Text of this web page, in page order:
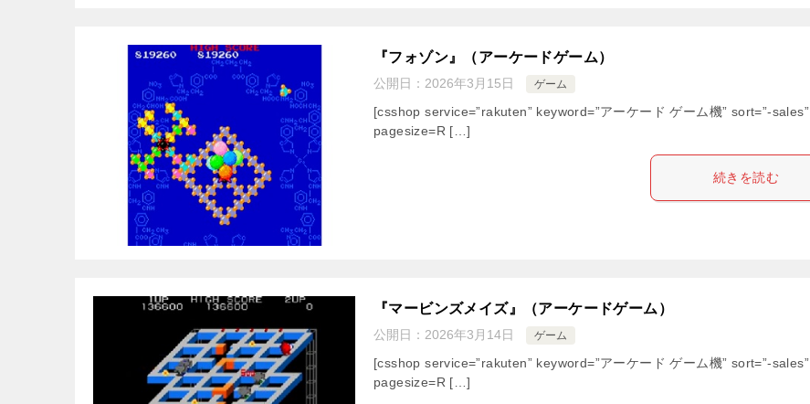
『フォゾン』（アーケードゲーム）
公開日： 2026年3月15日 ゲーム
[csshop service=”rakuten” keyword=”アーケード ゲーム機” sort=”-sales”
pagesize=R […]
続きを読む
『マービンズメイズ』（アーケードゲーム）
公開日： 2026年3月14日 ゲーム
[csshop service=”rakuten” keyword=”アーケード ゲーム機” sort=”-sales”
pagesize=R […]